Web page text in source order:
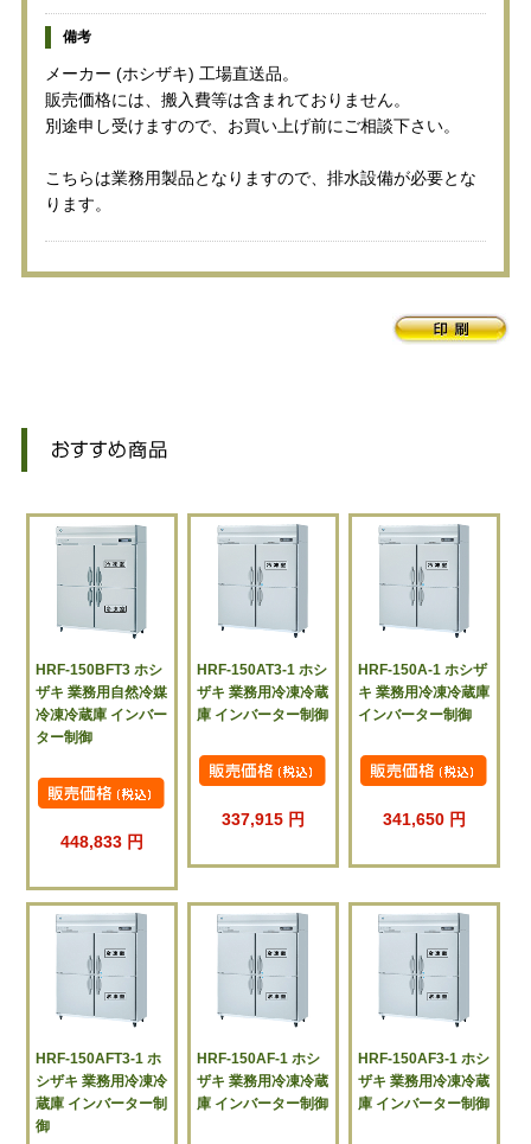
備考
メーカー (ホシザキ) 工場直送品。
販売価格には、搬入費等は含まれておりません。
別途申し受けますので、お買い上げ前にご相談下さい。
こちらは業務用製品となりますので、排水設備が必要とな
ります。
HRF-150BFT3 ホシ
ザキ 業務用自然冷媒
冷凍冷蔵庫 インバー
ター制御
448,833 円
HRF-150AT3-1 ホシ
ザキ 業務用冷凍冷蔵
庫 インバーター制御
337,915 円
HRF-150A-1 ホシザ
キ 業務用冷凍冷蔵庫
インバーター制御
341,650 円
HRF-150AFT3-1 ホ
シザキ 業務用冷凍冷
蔵庫 インバーター制
御
HRF-150AF-1 ホシ
ザキ 業務用冷凍冷蔵
庫 インバーター制御
HRF-150AF3-1 ホシ
ザキ 業務用冷凍冷蔵
庫 インバーター制御